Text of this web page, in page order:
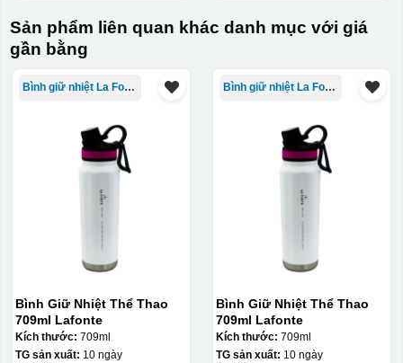
Sản phẩm liên quan khác danh mục với giá
gần bằng
Bình giữ nhiệt La Fonte
Bình Giữ Nhiệt Thể Thao
709ml Lafonte
Kích thước: 709ml
TG sản xuất: 10 ngày
Bình giữ nhiệt La Fonte
Bình Giữ Nhiệt Thể Thao
709ml Lafonte
Kích thước: 709ml
TG sản xuất: 10 ngày